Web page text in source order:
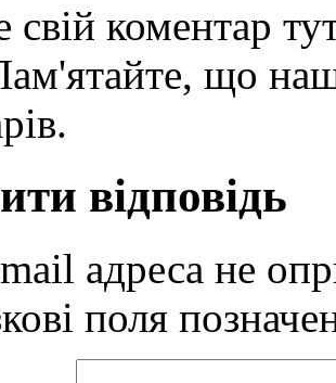
свій коментар
що
відповідь
адреса не
поля